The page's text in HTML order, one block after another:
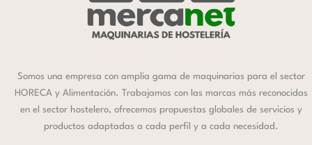
Somos una empresa con amplia gama de maquinarias para el sector
HORECA y Alimentación. Trabajamos con las marcas más reconocidas
en el sector hostelero, ofrecemos propuestas globales de servicios y
productos adaptadas a cada perfil y a cada necesidad.